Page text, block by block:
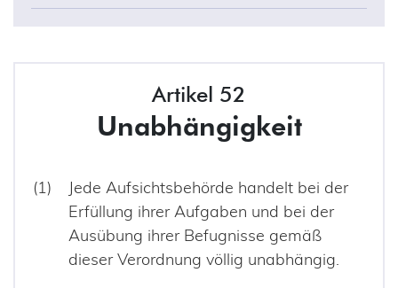
Artikel 52
Unabhängigkeit
Jede Aufsichtsbehörde handelt bei der
Erfüllung ihrer Aufgaben und bei der
Ausübung ihrer Befugnisse gemäß
dieser Verordnung völlig unabhängig.